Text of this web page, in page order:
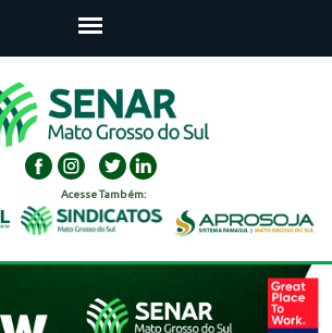
Acesse Também: